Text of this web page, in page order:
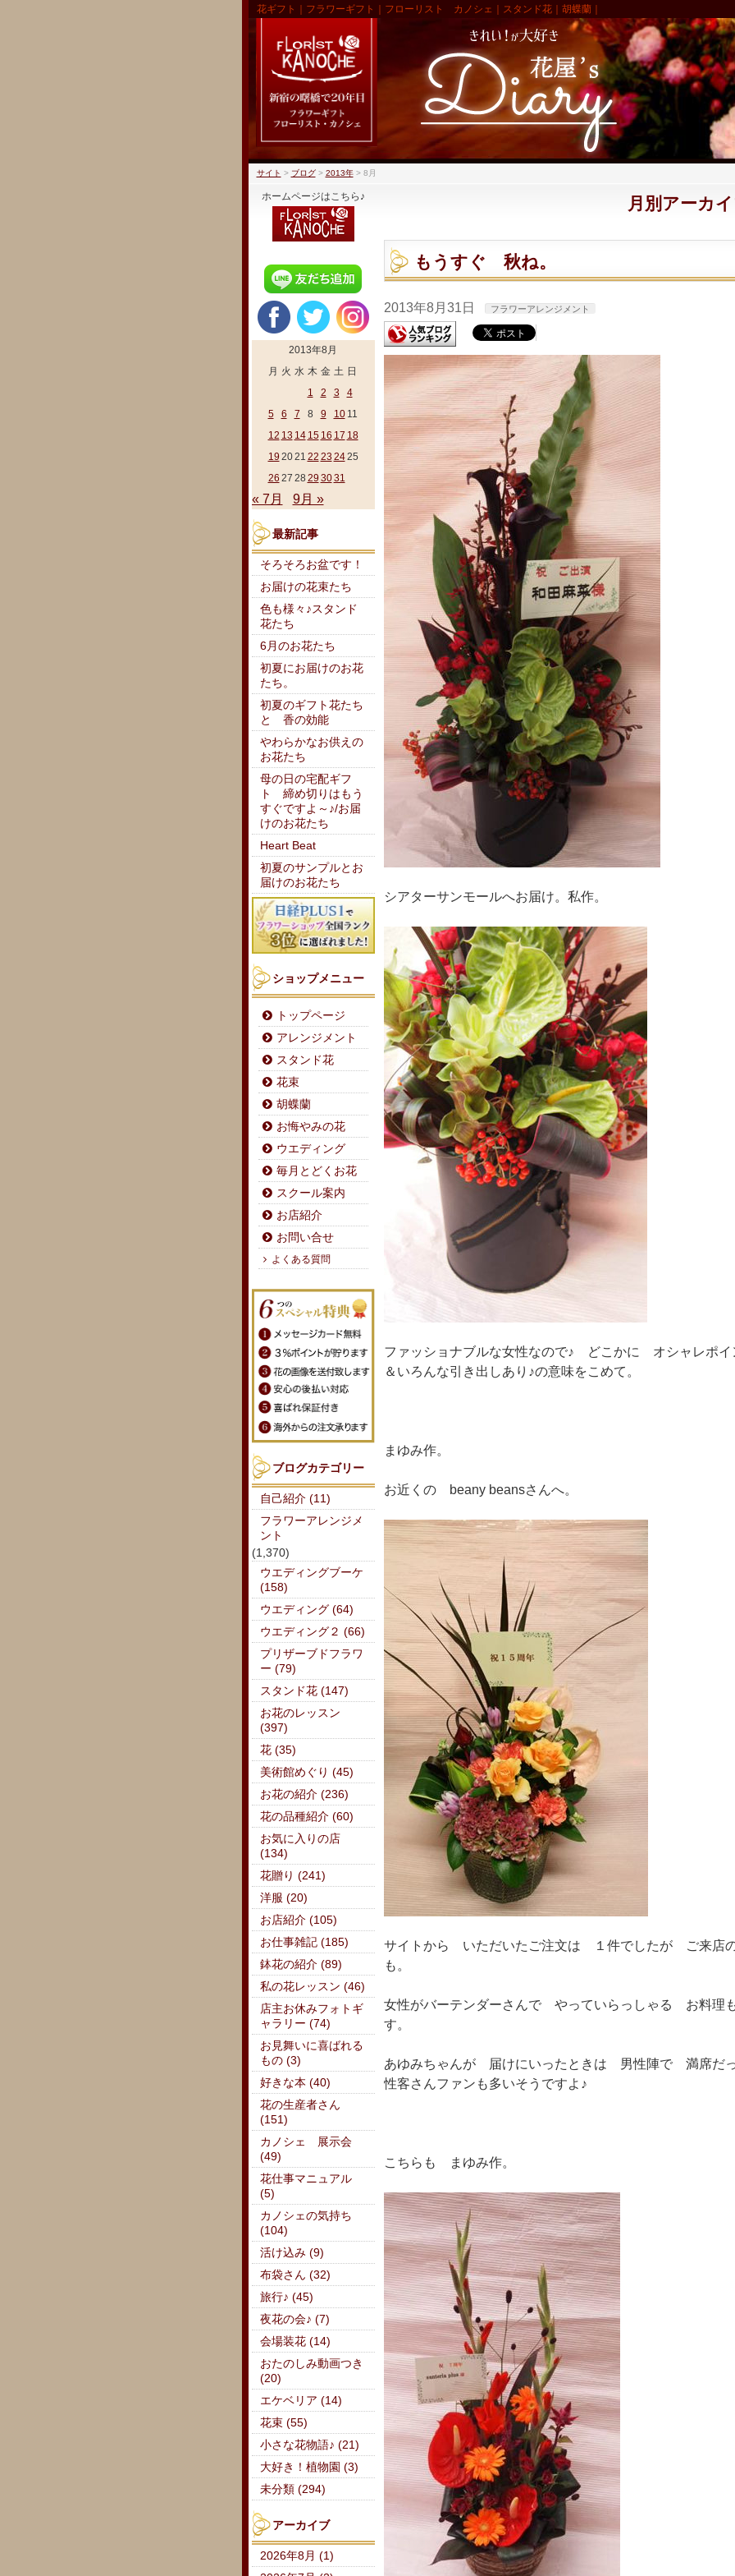
花ギフト｜フラワーギフト｜フローリスト カノシェ｜スタンド花｜胡蝶蘭｜
サイト > ブログ> 2013年> 8月
月別アーカ
もうすぐ 秋ね。
2013年8月31日 フラワーアレンジメント
シアターサンモールへお届け。私作。
ファッショナブルな女性なので♪ どこかに オシャレポイ
＆いろんな引き出しあり♪の意味をこめて。
まゆみ作。
お近くの beany beansさんへ。
サイトから いただいたご注文は １件でしたが ご来店
も。
女性がバーテンダーさんで やっていらっしゃる お料理
す。
あゆみちゃんが 届けにいったときは 男性陣で 満席だ
性客さんファンも多いそうですよ♪
こちらも まゆみ作。
ホームページはこちら♪
2013年8月
月 火 水 木 金 土 日
1
2 3
4
5
6 7 8 9 10 11
12 13 14 15 16 17 18
19 2021 22 23 2425
26 27 28 29 3031
« 7月 9月 »
最新記事
そろそろお盆です！
お届けの花束たち
色も様々♪スタンド
花たち
6月のお花たち
初夏にお届けのお花
たち。
初夏のギフト花たち
と 香の効能
やわらかなお供えの
お花たち
母の日の宅配ギフ
ト 締め切りはもう
すぐですよ～♪/お届
けのお花たち
Heart Beat
初夏のサンプルとお
届けのお花たち
ショップメニュー
トップページ
アレンジメント
スタンド花
花束
胡蝶蘭
お悔やみの花
ウエディング
毎月とどくお花
スクール案内
お店紹介
お問い合せ
よくある質問
ブログカテゴリー
自己紹介 (11)
フラワーアレンジメ
ント
(1,370)
ウエディングブーケ
(158)
ウエディング (64)
ウエディング２ (66)
プリザーブドフラワ
ー (79)
スタンド花 (147)
お花のレッスン
(397)
花 (35)
美術館めぐり (45)
お花の紹介 (236)
花の品種紹介 (60)
お気に入りの店
(134)
花贈り (241)
洋服 (20)
お店紹介 (105)
お仕事雑記 (185)
鉢花の紹介 (89)
私の花レッスン (46)
店主お休みフォトギ
ャラリー (74)
お見舞いに喜ばれる
もの (3)
好きな本 (40)
花の生産者さん
(151)
カノシェ 展示会
(49)
花仕事マニュアル
(5)
カノシェの気持ち
(104)
活け込み (9)
布袋さん (32)
旅行♪ (45)
夜花の会♪ (7)
会場装花 (14)
おたのしみ動画つき
(20)
エケベリア (14)
花束 (55)
小さな花物語♪ (21)
大好き！植物園 (3)
未分類 (294)
アーカイブ
2026年8月 (1)